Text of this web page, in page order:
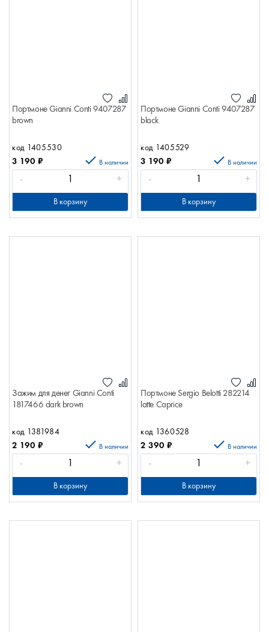
Портмоне Gianni Conti 9407287
brown
код 1405530
3 190 ₽ В наличии
- +
В корзину
Портмоне Gianni Conti 9407287
black
код 1405529
3 190 ₽ В наличии
- +
В корзину
Зажим для денег Gianni Conti
1817466 dark brown
код 1381984
2 190 ₽ В наличии
- +
В корзину
Портмоне Sergio Belotti 282214
latte Caprice
код 1360528
2 390 ₽ В наличии
- +
В корзину